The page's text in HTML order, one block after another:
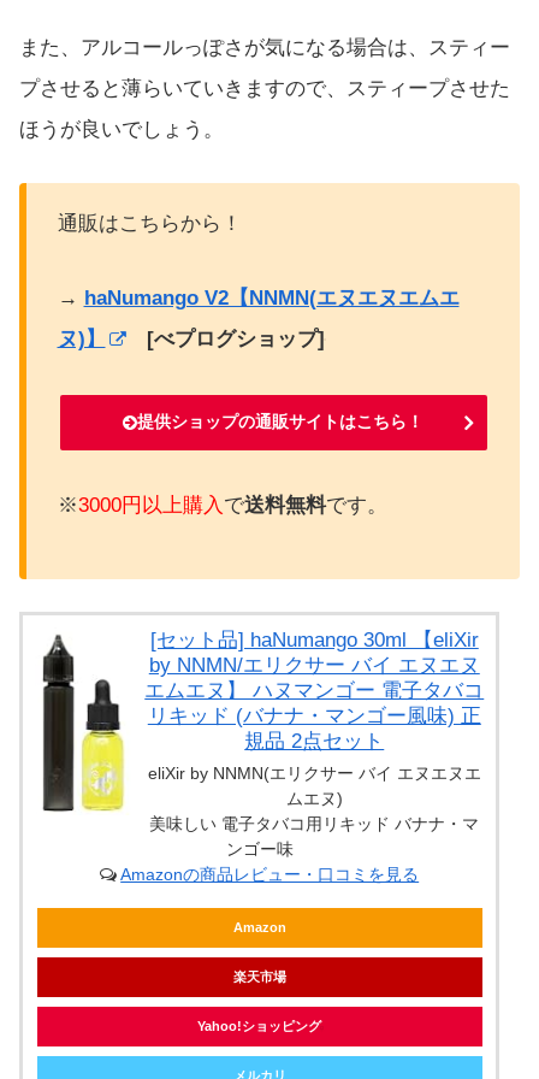
また、アルコールっぽさが気になる場合は、スティー
プさせると薄らいていきますので、スティープさせた
ほうが良いでしょう。
通販はこちらから！
→ haNumango V2【NNMN(エヌエヌエムエ
ヌ)】
[べプログショップ]
提供ショップの通販サイトはこちら！
※3000円以上購入 で送料無料です。
[セット品] haNumango 30ml 【eliXir
by NNMN/エリクサー バイ エヌエヌ
エムエヌ】 ハヌマンゴー 電子タバコ
リキッド (バナナ・マンゴー風味) 正
規品 2点セット
eliXir by NNMN(エリクサー バイ エヌエヌエ
ムエヌ)
美味しい 電子タバコ用リキッド バナナ・マ
ンゴー味
Amazonの商品レビュー・口コミを見る
Amazon
楽天市場
Yahoo!ショッピング
メルカリ